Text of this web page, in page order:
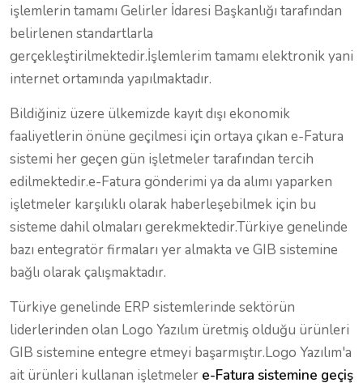
işlemlerin tamamı Gelirler İdaresi Başkanlığı tarafından
belirlenen standartlarla
gerçekleştirilmektedir.İşlemlerim tamamı elektronik yani
internet ortamında yapılmaktadır.
Bildiğiniz üzere ülkemizde kayıt dışı ekonomik
faaliyetlerin önüne geçilmesi için ortaya çıkan e-Fatura
sistemi her geçen gün işletmeler tarafından tercih
edilmektedir.e-Fatura gönderimi ya da alımı yaparken
işletmeler karşılıklı olarak haberleşebilmek için bu
sisteme dahil olmaları gerekmektedir.Türkiye genelinde
bazı entegratör firmaları yer almakta ve GIB sistemine
bağlı olarak çalışmaktadır.
Türkiye genelinde ERP sistemlerinde sektörün
liderlerinden olan Logo Yazılım üretmiş olduğu ürünleri
GIB sistemine entegre etmeyi başarmıştır.Logo Yazılım'a
ait ürünleri kullanan işletmeler e-Fatura sistemine geçiş